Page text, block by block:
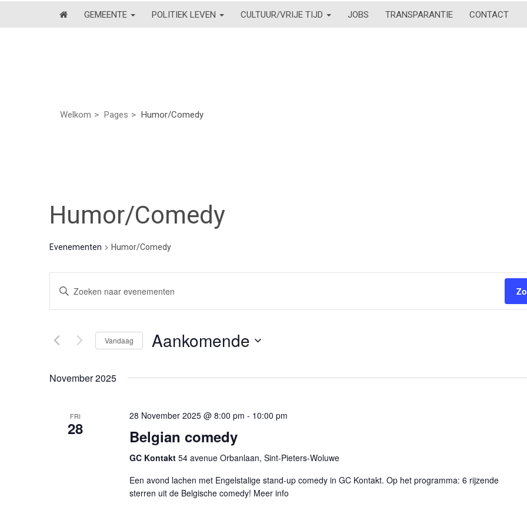
GEMEENTE POLITIEK LEVEN CULTUUR/VRIJE TIJD JOBS TRANSPARANTIE CONTACT
Welkom Pages Humor/Comedy
Humor/Comedy
Evenementen Humor/Comedy
Evenementen
Zoeken
weergeven
navigatie
Vul
een
keyword
Zoek
voor
keyword.
Vandaag Aankomende
datum.
November 2025
FRI
28
28 November 2025 @ 8:00 pm - 10:00 pm
Belgian comedy
GC Kontakt 54 avenue Orbanlaan, Sint-Pieters-Woluwe
Een avond lachen met Engelstalige stand-up comedy in GC Kontakt. Op het programma: 6 rijzende
sterren uit de Belgische comedy! Meer info